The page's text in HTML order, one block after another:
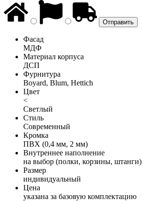
Фасад
МДФ
Материал корпуса
ДСП
Фурнитура
Boyard, Blum, Hettich
Цвет
<
Светлый
Стиль
Современный
Кромка
ПВХ (0,4 мм, 2 мм)
Внутреннее наполнение
на выбор (полки, корзины, штанги)
Размер
индивидуальный
Цена
указана за базовую комплектацию